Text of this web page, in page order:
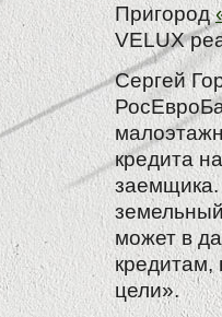
Пригород
VELUX
Сергей
кредита
заемщика.
может в
кредитам,
цели».